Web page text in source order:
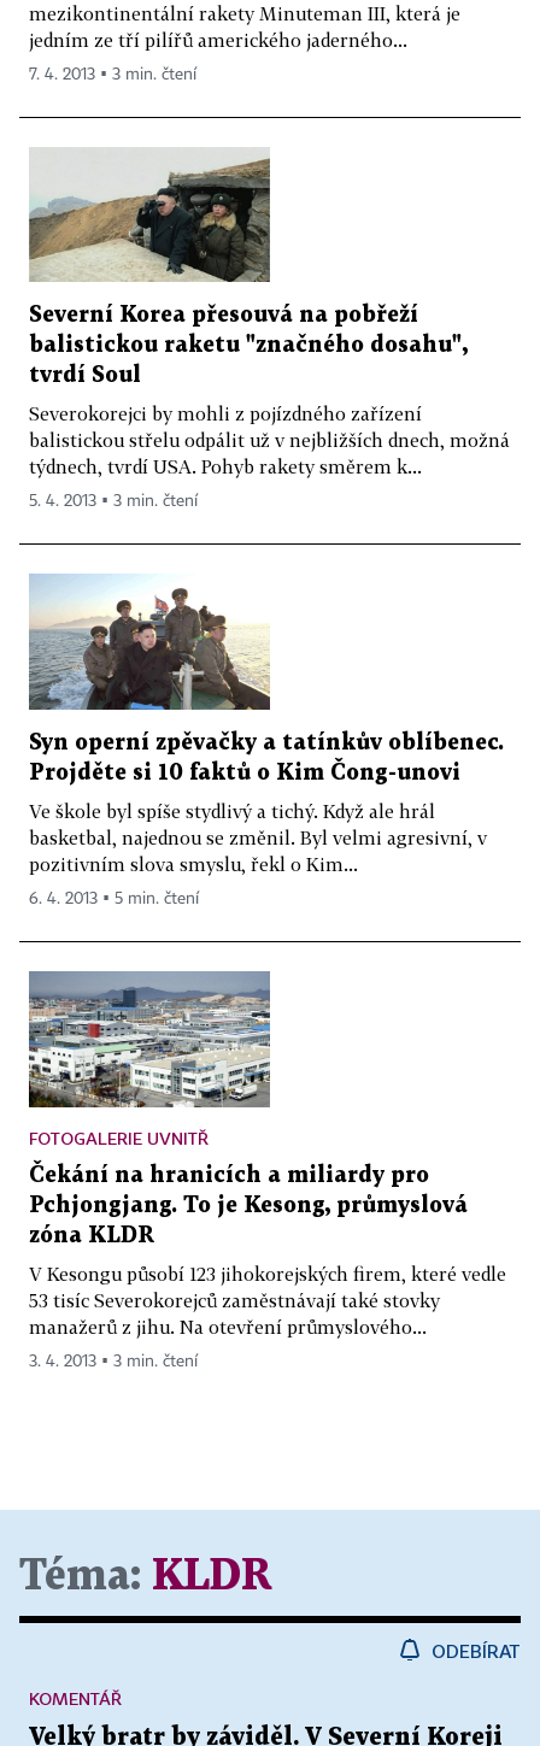
mezikontinentální rakety Minuteman III, která je
jedním ze tří pilířů amerického jaderného...
7. 4. 2013 ▪ 3 min. čtení
Severní Korea přesouvá na pobřeží
balistickou raketu "značného dosahu",
tvrdí Soul
Severokorejci by mohli z pojízdného zařízení
balistickou střelu odpálit už v nejbližších dnech, možná
týdnech, tvrdí USA. Pohyb rakety směrem k...
5. 4. 2013 ▪ 3 min. čtení
Syn operní zpěvačky a tatínkův oblíbenec.
Projděte si 10 faktů o Kim Čong-unovi
Ve škole byl spíše stydlivý a tichý. Když ale hrál
basketbal, najednou se změnil. Byl velmi agresivní, v
pozitivním slova smyslu, řekl o Kim...
6. 4. 2013 ▪ 5 min. čtení
FOTOGALERIE UVNITŘ
Čekání na hranicích a miliardy pro
Pchjongjang. To je Kesong, průmyslová
zóna KLDR
V Kesongu působí 123 jihokorejských firem, které vedle
53 tisíc Severokorejců zaměstnávají také stovky
manažerů z jihu. Na otevření průmyslového...
3. 4. 2013 ▪ 3 min. čtení
Téma: KLDR
ODEBÍRAT
Velký bratr by záviděl. V Severní Koreji
KOMENTÁŘ